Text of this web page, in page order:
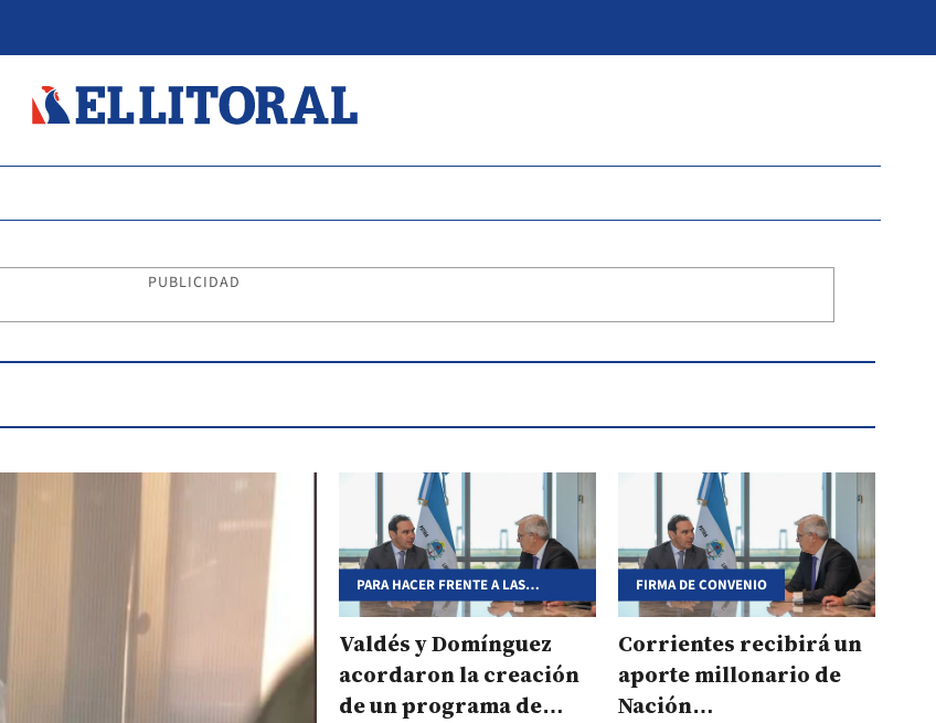
PUBLICIDAD
PARA HACER FRENTE A LAS
CONSECUENCIAS DE LA
EMERGENCIA ÍGNEA
Valdés y Domínguez
acordaron la creación
de un programa de
FIRMA DE CONVENIO
Corrientes recibirá un
aporte millonario de
Nación